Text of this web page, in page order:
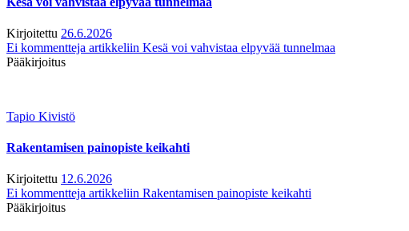
Kirjoitettu 26.6.2026
Ei kommentteja artikkeliin Kesä voi vahvistaa elpyvää tunnelmaa
Pääkirjoitus
Tapio Kivistö
Rakentamisen painopiste keikahti
Kirjoitettu 12.6.2026
Ei kommentteja artikkeliin Rakentamisen painopiste keikahti
Pääkirjoitus